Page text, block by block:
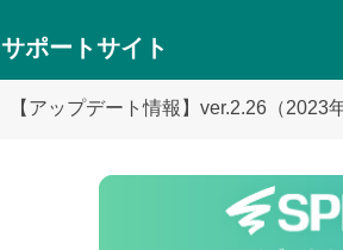
サポートサイト
【アップデート情報】ver.2.26（2023